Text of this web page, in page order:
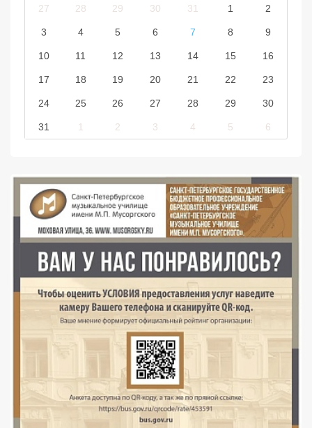
27 28 29 30 31 1 2
3 4 5 6 7 8 9
10 11 12 13 14 15 16
17 18 19 20 21 22 23
24 25 26 27 28 29 30
31 1 2 3 4 5 6